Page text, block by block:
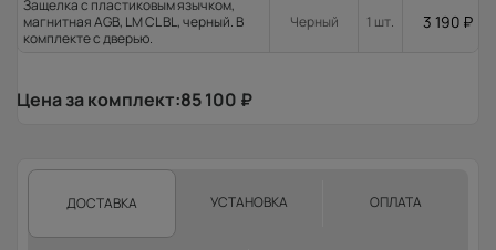
Защелка с пластиковым язычком,
магнитная AGB, LM CL BL, черный. В
комплекте с дверью.
Черный 1 шт. 3 190 ₽
Цена за комплект:85 100 ₽
ДОСТАВКА УСТАНОВКА ОПЛАТА